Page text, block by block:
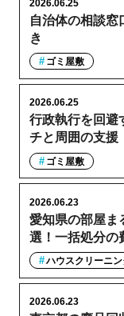
自治体の相談窓
き
2026.06.25
ゴミ屋敷
行政執行を回避
チと周囲の支援
2026.06.25
ゴミ屋敷
愛知県の部屋ま
選！一括処分の
2026.06.23
ハウスクリーニ
2026.06.23